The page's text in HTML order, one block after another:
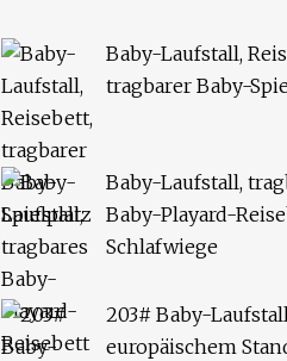
Reisebett
Baby-Laufstall,
tragbarer Baby-
Baby-Laufstall,
Baby-Playard-
Schlafwiege
203# Baby-
europäischem